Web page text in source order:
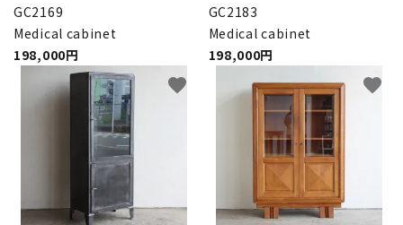
GC2169
Medical cabinet
198,000円
GC2183
Medical cabinet
198,000円
favorite favorite